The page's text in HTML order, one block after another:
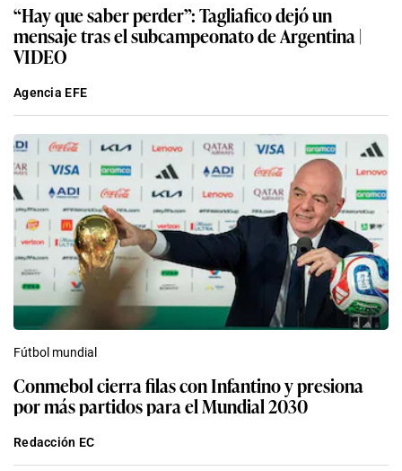
“Hay que saber perder”: Tagliafico dejó un
mensaje tras el subcampeonato de Argentina |
VIDEO
Agencia EFE
Fútbol mundial
Conmebol cierra filas con Infantino y presiona
por más partidos para el Mundial 2030
Redacción EC